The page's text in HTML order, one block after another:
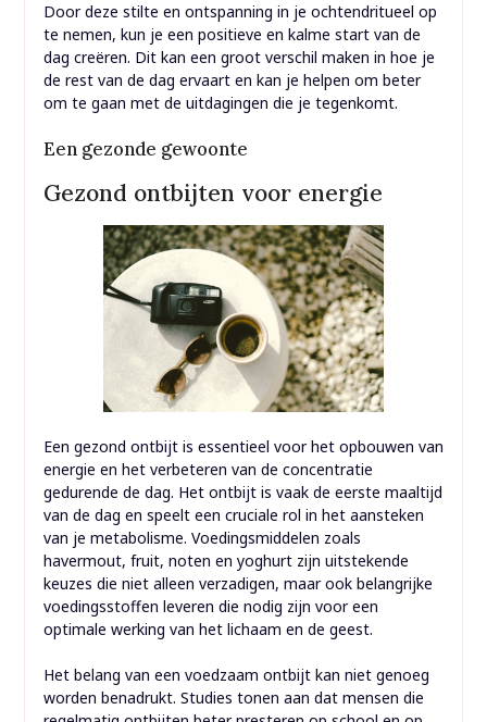
Door deze stilte en ontspanning in je ochtendritueel op
te nemen, kun je een positieve en kalme start van de
dag creëren. Dit kan een groot verschil maken in hoe je
de rest van de dag ervaart en kan je helpen om beter
om te gaan met de uitdagingen die je tegenkomt.
Een gezonde gewoonte
Gezond ontbijten voor energie
Een gezond ontbijt is essentieel voor het opbouwen van
energie en het verbeteren van de concentratie
gedurende de dag. Het ontbijt is vaak de eerste maaltijd
van de dag en speelt een cruciale rol in het aansteken
van je metabolisme. Voedingsmiddelen zoals
havermout, fruit, noten en yoghurt zijn uitstekende
keuzes die niet alleen verzadigen, maar ook belangrijke
voedingsstoffen leveren die nodig zijn voor een
optimale werking van het lichaam en de geest.
Het belang van een voedzaam ontbijt kan niet genoeg
worden benadrukt. Studies tonen aan dat mensen die